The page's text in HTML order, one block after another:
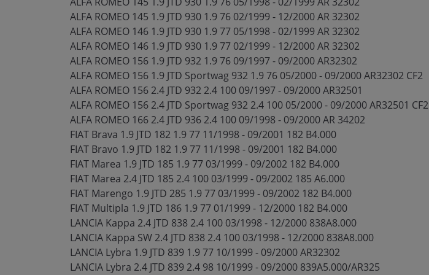
ALFA ROMEO 145 1.9 JTD 930 1.9 76 02/1999 - 12/2000 AR 32302
ALFA ROMEO 146 1.9 JTD 930 1.9 77 05/1998 - 02/1999 AR 32302
ALFA ROMEO 146 1.9 JTD 930 1.9 77 02/1999 - 12/2000 AR 32302
ALFA ROMEO 156 1.9 JTD 932 1.9 76 09/1997 - 09/2000 AR32302
ALFA ROMEO 156 1.9 JTD Sportwag 932 1.9 76 05/2000 - 09/2000 AR32302 CF2
ALFA ROMEO 156 2.4 JTD 932 2.4 100 09/1997 - 09/2000 AR32501
ALFA ROMEO 156 2.4 JTD Sportwag 932 2.4 100 05/2000 - 09/2000 AR32501 CF2
ALFA ROMEO 166 2.4 JTD 936 2.4 100 09/1998 - 09/2000 AR 34202
FIAT Brava 1.9 JTD 182 1.9 77 11/1998 - 09/2001 182 B4.000
FIAT Bravo 1.9 JTD 182 1.9 77 11/1998 - 09/2001 182 B4.000
FIAT Marea 1.9 JTD 185 1.9 77 03/1999 - 09/2002 182 B4.000
FIAT Marea 2.4 JTD 185 2.4 100 03/1999 - 09/2002 185 A6.000
FIAT Marengo 1.9 JTD 285 1.9 77 03/1999 - 09/2002 182 B4.000
FIAT Multipla 1.9 JTD 186 1.9 77 01/1999 - 12/2000 182 B4.000
LANCIA Kappa 2.4 JTD 838 2.4 100 03/1998 - 12/2000 838A8.000
LANCIA Kappa SW 2.4 JTD 838 2.4 100 03/1998 - 12/2000 838A8.000
LANCIA Lybra 1.9 JTD 839 1.9 77 10/1999 - 09/2000 AR32302
LANCIA Lybra 2.4 JTD 839 2.4 98 10/1999 - 09/2000 839A5.000/AR325